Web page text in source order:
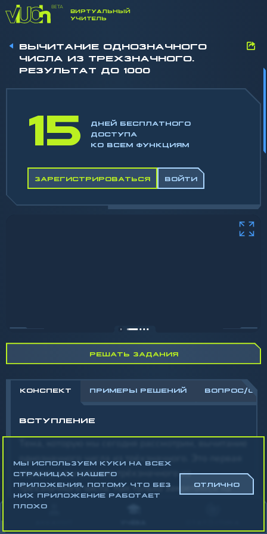
ВИРТУАЛЬНЫЙ
УЧИТЕЛЬ
ВЫЧИТАНИЕ ОДНОЗНАЧНОГО
ЧИСЛА ИЗ ТРЕХЗНАЧНОГО.
РЕЗУЛЬТАТ ДО 1000
ВСТУПЛЕНИЕ
однозначного числа из трёхзначного. Это первая
ступень к вычитанию трёхзначного из
трёхзначного числа. Как только закрепимся на
первой ступени, смело шагнём дальше. В разделе
КОНСПЕКТ ПРИМЕРЫ РЕШЕНИЙ ВОПРОС/
15
ДНЕЙ БЕСПЛАТНОГО
ДОСТУПА
КО ВСЕМ ФУНКЦИЯМ
ЗАРЕГИСТРИРОВАТЬСЯ ВОЙТИ
РЕШАТЬ ЗАДАНИЯ
МЫ ИСПОЛЬЗУЕМ КУКИ НА ВСЕХ
СТРАНИЦАХ НАШЕГО
ПРИЛОЖЕНИЯ, ПОТОМУ ЧТО БЕЗ
НИХ ПРИЛОЖЕНИЕ РАБОТАЕТ
ПЛОХО
ОТЛИЧНО